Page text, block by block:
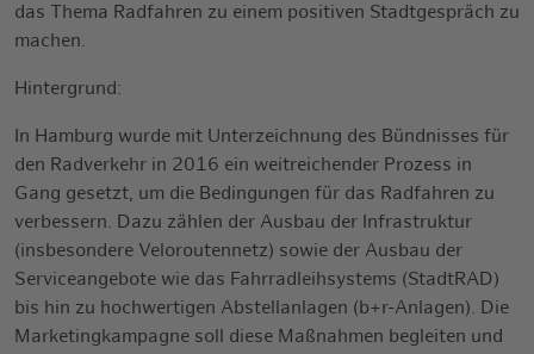
das Thema Radfahren zu einem positiven Stadtgespräch zu
machen.
Hintergrund:
In Hamburg wurde mit Unterzeichnung des Bündnisses für
den Radverkehr in 2016 ein weitreichender Prozess in
Gang gesetzt, um die Bedingungen für das Radfahren zu
verbessern. Dazu zählen der Ausbau der Infrastruktur
(insbesondere Veloroutennetz) sowie der Ausbau der
Serviceangebote wie das Fahrradleihsystems (StadtRAD)
bis hin zu hochwertigen Abstellanlagen (b+r-Anlagen). Die
Marketingkampagne soll diese Maßnahmen begleiten und